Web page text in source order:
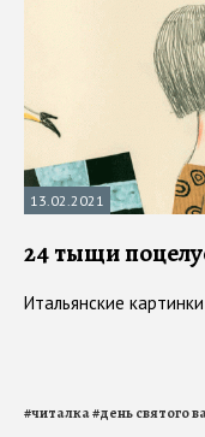
13.02.2021
24 тыщи
Итальянские
#читалка#день святого